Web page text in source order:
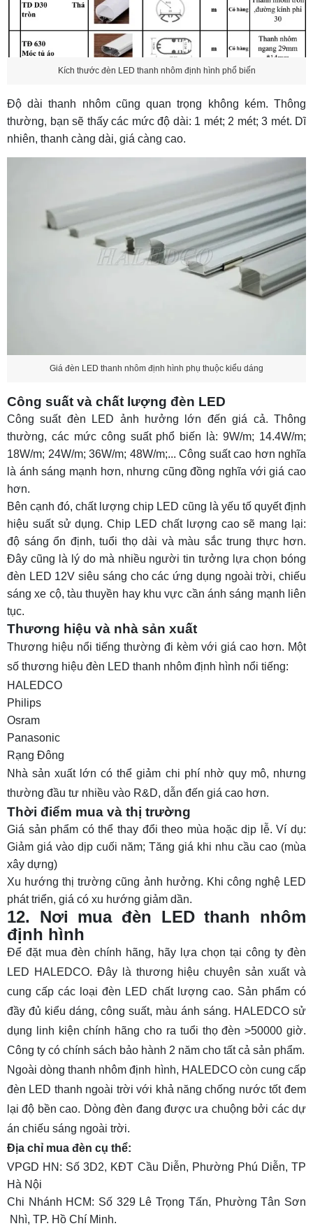
Kích thước đèn LED thanh nhôm định hình phổ biến
Độ dài thanh nhôm cũng quan trọng không kém. Thông
thường, bạn sẽ thấy các mức độ dài: 1 mét; 2 mét; 3 mét. Dĩ
nhiên, thanh càng dài, giá càng cao.
Giá đèn LED thanh nhôm định hình phụ thuộc kiểu dáng
Công suất và chất lượng đèn LED
Công suất đèn LED ảnh hưởng lớn đến giá cả. Thông
thường, các mức công suất phổ biến là: 9W/m; 14.4W/m;
18W/m; 24W/m; 36W/m; 48W/m;... Công suất cao hơn nghĩa
là ánh sáng mạnh hơn, nhưng cũng đồng nghĩa với giá cao
hơn.
Bên cạnh đó, chất lượng chip LED cũng là yếu tố quyết định
hiệu suất sử dụng. Chip LED chất lượng cao sẽ mang lại:
độ sáng ổn định, tuổi thọ dài và màu sắc trung thực hơn.
Đây cũng là lý do mà nhiều người tin tưởng lựa chọn bóng
đèn LED 12V siêu sáng cho các ứng dụng ngoài trời, chiếu
sáng xe cộ, tàu thuyền hay khu vực cần ánh sáng mạnh liên
tục.
Thương hiệu và nhà sản xuất
Thương hiệu nổi tiếng thường đi kèm với giá cao hơn. Một
số thương hiệu đèn LED thanh nhôm định hình nổi tiếng:
HALEDCO
Philips
Osram
Panasonic
Rạng Đông
Nhà sản xuất lớn có thể giảm chi phí nhờ quy mô, nhưng
thường đầu tư nhiều vào R&D, dẫn đến giá cao hơn.
Thời điểm mua và thị trường
Giá sản phẩm có thể thay đổi theo mùa hoặc dịp lễ. Ví dụ:
Giảm giá vào dịp cuối năm; Tăng giá khi nhu cầu cao (mùa
xây dựng)
Xu hướng thị trường cũng ảnh hưởng. Khi công nghệ LED
phát triển, giá có xu hướng giảm dần.
12. Nơi mua đèn LED thanh nhôm
định hình
Để đặt mua đèn chính hãng, hãy lựa chọn tại công ty đèn
LED HALEDCO. Đây là thương hiệu chuyên sản xuất và
cung cấp các loại đèn LED chất lượng cao. Sản phẩm có
đầy đủ kiểu dáng, công suất, màu ánh sáng. HALEDCO sử
dụng linh kiện chính hãng cho ra tuổi thọ đèn >50000 giờ.
Công ty có chính sách bảo hành 2 năm cho tất cả sản phẩm.
Ngoài dòng thanh nhôm định hình, HALEDCO còn cung cấp
đèn LED thanh ngoài trời với khả năng chống nước tốt đem
lại độ bền cao. Dòng đèn đang được ưa chuộng bởi các dự
án chiếu sáng ngoài trời.
Địa chỉ mua đèn cụ thể:
VPGD HN: Số 3D2, KĐT Cầu Diễn, Phường Phú Diễn, TP
Hà Nội
Chi Nhánh HCM: Số 329 Lê Trọng Tấn, Phường Tân Sơn
Nhì, TP. Hồ Chí Minh.